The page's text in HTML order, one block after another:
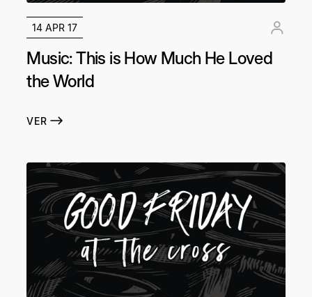
14 APR 17
Music: This is How Much He Loved
the World
VER